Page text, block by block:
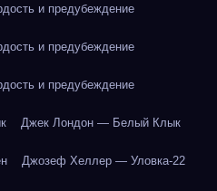
и предубеждение
и предубеждение
и предубеждение
Джек Лондон — Белый Клык
Джозеф Хеллер — Уловка-22